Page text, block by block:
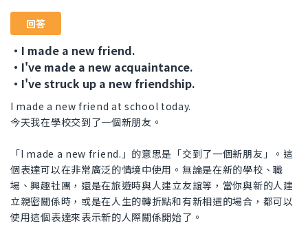
回答
・I made a new friend.
・I've made a new acquaintance.
・I've struck up a new friendship.
I made a new friend at school today.
今天我在學校交到了一個新朋友。
「I made a new friend.」的意思是「交到了一個新朋友」。這
個表達可以在非常廣泛的情境中使用。無論是在新的學校、職
場、興趣社團，還是在旅遊時與人建立友誼等，當你與新的人建
立親密關係時，或是在人生的轉折點和有新相遇的場合，都可以
使用這個表達來表示新的人際關係開始了。